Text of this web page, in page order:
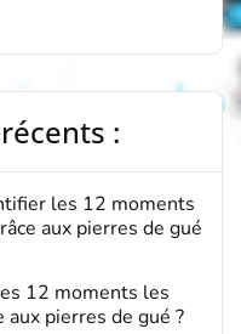
:
les 12 moments
aux pierres de gué
12 moments les
pierres de gué ?